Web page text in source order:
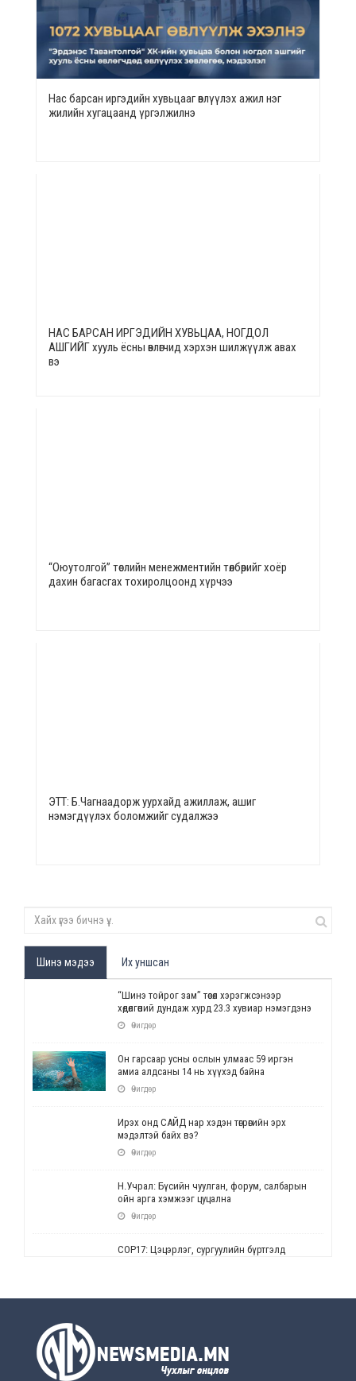
Нас барсан иргэдийн хувьцааг өвлүүлэх ажил нэг
жилийн хугацаанд үргэлжилнэ
НАС БАРСАН ИРГЭДИЙН ХУВЬЦАА, НОГДОЛ
АШГИЙГ хууль ёсны өвлөгчид хэрхэн шилжүүлж авах
вэ
“Оюутолгой” төслийн менежментийн төлбөрийг хоёр
дахин багасгах тохиролцоонд хүрчээ
ЭТТ: Б.Чагнаадорж уурхайд ажиллаж, ашиг
нэмэгдүүлэх боломжийг судалжээ
Шинэ мэдээ Их уншсан
“Шинэ тойрог зам” төсөл хэрэгжсэнээр
хөдөлгөөний дундаж хурд 23.3 хувиар нэмэгдэнэ
Өчигдөр
Он гарсаар усны ослын улмаас 59 иргэн
амиа алдсаны 14 нь хүүхэд байна
Өчигдөр
Ирэх онд САЙД нар хэдэн төгрөгийн эрх
мэдэлтэй байх вэ?
Өчигдөр
Н.Учрал: Бүсийн чуулган, форум, салбарын
ойн арга хэмжээг цуцална
Өчигдөр
СОР17: Цэцэрлэг, сургуулийн бүртгэлд
Өчигдөр